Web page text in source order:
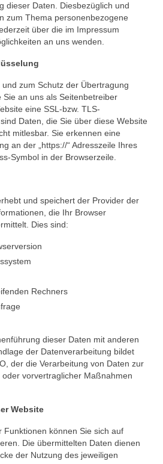
dieser Daten. Diesbezüglich und
zum Thema personenbezogene
über die im Impressum
an uns wenden.
zum Schutz der Übertragung
an uns als Seitenbetreiber
eine SSL-bzw. TLS-
Daten, die Sie über diese Website
mitlesbar. Sie erkennen eine
an der „https://“ Adresszeile Ihres
Symbol in der Browserzeile.
und speichert der Provider der
die Ihr Browser
Dies sind:
Rechners
dieser Daten mit anderen
der Datenverarbeitung bildet
der die Verarbeitung von Daten zur
vorvertraglicher Maßnahmen
Website
Funktionen können Sie sich auf
Die übermittelten Daten dienen
der Nutzung des jeweiligen